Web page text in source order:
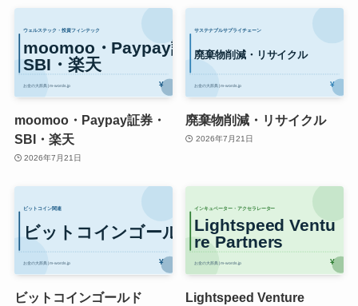
moomoo・Paypay証券・
SBI・楽天
2026年7月21日
廃棄物削減・リサイクル
2026年7月21日
ビットコインゴールド
Lightspeed Venture